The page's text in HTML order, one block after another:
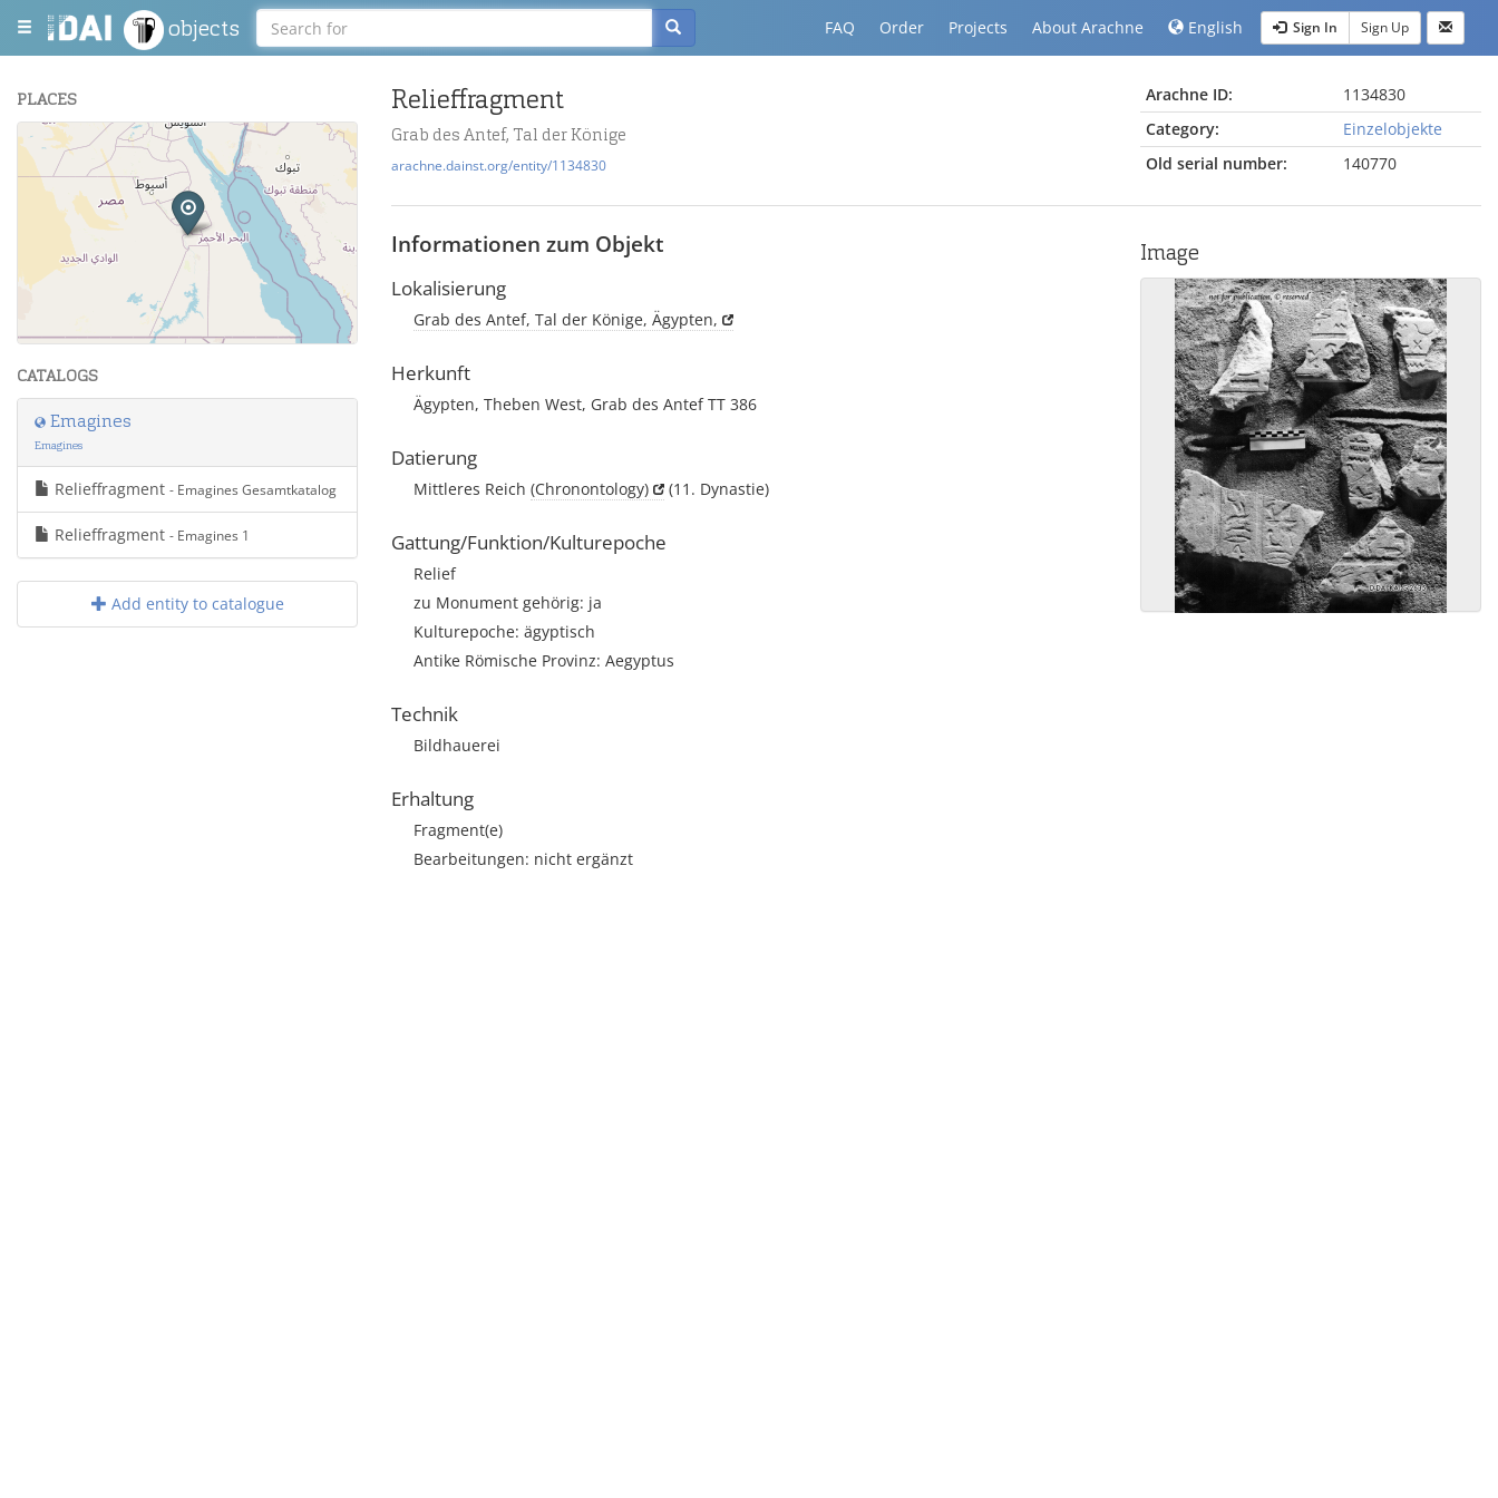
objects FAQ Order Projects About Arachne English Sign In Sign Up
PLACES
+
−
Leaflet| Maps and Data ©OpenStreetMap .
CATALOGS
Emagines
Emagines
Relieffragment - Emagines Gesamtkatalog
Relieffragment - Emagines 1
Add entity to catalogue
Relieffragment
Grab des Antef, Tal der Könige
arachne.dainst.org/entity/1134830
Arachne ID:
1134830
Category:
Einzelobjekte
Old serial number:
140770
Informationen zum Objekt
Lokalisierung
Grab des Antef, Tal der Könige, Ägypten,
Herkunft
Ägypten, Theben West, Grab des Antef TT 386
Datierung
Mittleres Reich (Chronontology) (11. Dynastie)
Gattung/Funktion/Kulturepoche
Relief
zu Monument gehörig: ja
Kulturepoche: ägyptisch
Antike Römische Provinz: Aegyptus
Technik
Bildhauerei
Erhaltung
Fragment(e)
Bearbeitungen: nicht ergänzt
Image